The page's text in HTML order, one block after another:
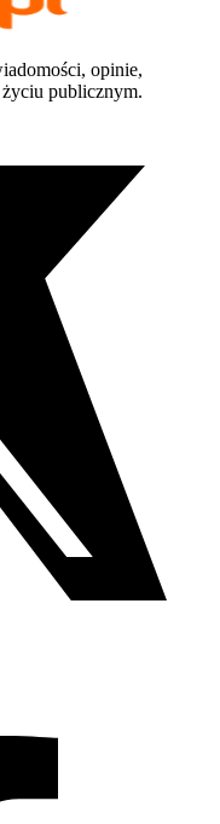
opinie,
publicznym.